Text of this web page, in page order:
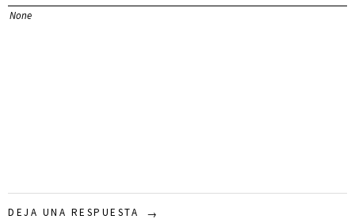
None
DEJA UNA RESPUESTA